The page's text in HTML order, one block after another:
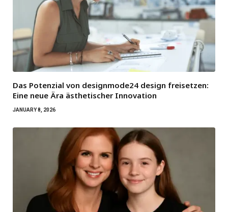
Das Potenzial von designmode24 design freisetzen:
Eine neue Ära ästhetischer Innovation
JANUARY 8, 2026